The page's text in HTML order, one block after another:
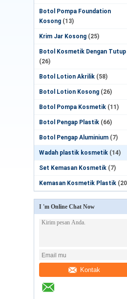
Botol Pompa Foundation
Kosong (13)
Krim Jar Kosong (25)
Botol Kosmetik Dengan Tutup
(26)
Botol Lotion Akrilik (58)
Botol Lotion Kosong (26)
Botol Pompa Kosmetik (11)
Botol Pengap Plastik (66)
Botol Pengap Aluminium (7)
Wadah plastik kosmetik (14)
Set Kemasan Kosmetik (7)
Kemasan Kosmetik Plastik
I 'm Online Chat Now
Kontak